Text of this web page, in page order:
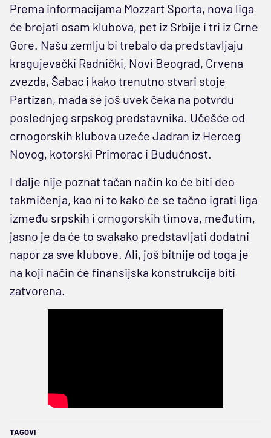
Prema informacijama Mozzart Sporta, nova liga
će brojati osam klubova, pet iz Srbije i tri iz Crne
Gore. Našu zemlju bi trebalo da predstavljaju
kragujevački Radnički, Novi Beograd, Crvena
zvezda, Šabac i kako trenutno stvari stoje
Partizan, mada se još uvek čeka na potvrdu
poslednjeg srpskog predstavnika. Učešće od
crnogorskih klubova uzeće Jadran iz Herceg
Novog, kotorski Primorac i Budućnost.
I dalje nije poznat tačan način ko će biti deo
takmičenja, kao ni to kako će se tačno igrati liga
između srpskih i crnogorskih timova, međutim,
jasno je da će to svakako predstavljati dodatni
napor za sve klubove. Ali, još bitnije od toga je
na koji način će finansijska konstrukcija biti
zatvorena.
TAGOVI